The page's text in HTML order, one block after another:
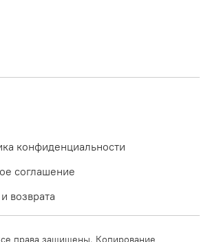
конфиденциальности
соглашение
возврата
права защищены. Копирование